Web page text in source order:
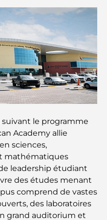
Dubai : votre guide ultime
historiques de Dubaï : un
de Dubai Creek
Dubai Marina : un guide
: Les meilleures adresses
en pleine expansion
golf de championnat à
suivant le programme
Academy allie
sciences,
mathématiques
leadership étudiant
des études menant
comprend de vastes
des laboratoires
grand auditorium et